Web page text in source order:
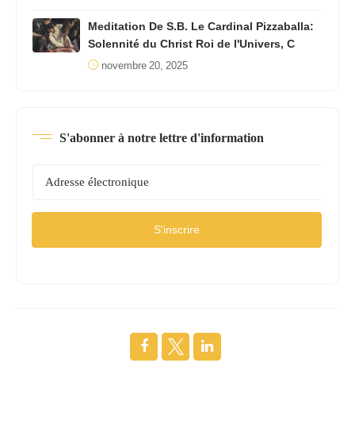
Meditation De S.B. Le Cardinal Pizzaballa:
Solennité du Christ Roi de l'Univers, C
novembre 20, 2025
S'abonner à notre lettre d'information
S'inscrire